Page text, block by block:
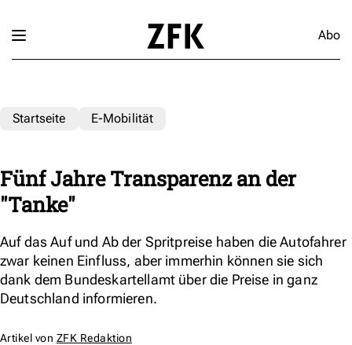
Abo
Startseite E-Mobilität
Fünf Jahre Transparenz an der
"Tanke"
Auf das Auf und Ab der Spritpreise haben die Autofahrer
zwar keinen Einfluss, aber immerhin können sie sich
dank dem Bundeskartellamt über die Preise in ganz
Deutschland informieren.
Artikel von ZFK Redaktion